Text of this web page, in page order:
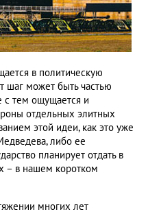
в политическую
шаг может быть частью
с тем ощущается и
отдельных элитных
этой идеи, как это уже
либо ее
планирует отдать в
– в нашем коротком
многих лет